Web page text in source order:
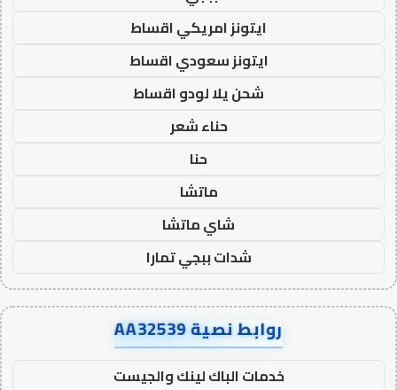
ايتونز امريكي اقساط
ايتونز سعودي اقساط
شحن يلا لودو اقساط
حناء شعر
حنا
ماتشا
شاي ماتشا
شدات ببجي تمارا
روابط نصية AA32539
خدمات الباك لينك والجيست